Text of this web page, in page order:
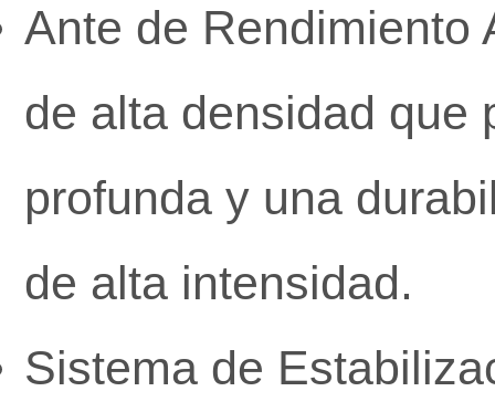
Ante de Rendimiento
de alta densidad que
profunda y una
de alta intensidad.
Sistema de